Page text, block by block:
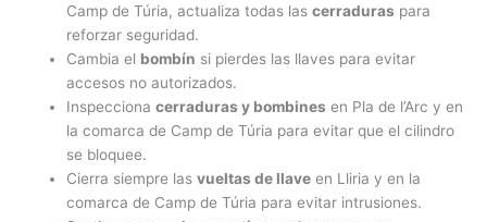
Camp de Túria, actualiza todas lascerraduras para
reforzar seguridad.
Cambia el bombín si pierdes las llaves para evitar
accesos no autorizados.
Inspeccionacerraduras y bombines en Pla de l’Arc y en
la comarca de Camp de Túria para evitar que el cilindro
se bloquee.
Cierra siempre lasvueltas de llave en Lliria y en la
comarca de Camp de Túria para evitar intrusiones.